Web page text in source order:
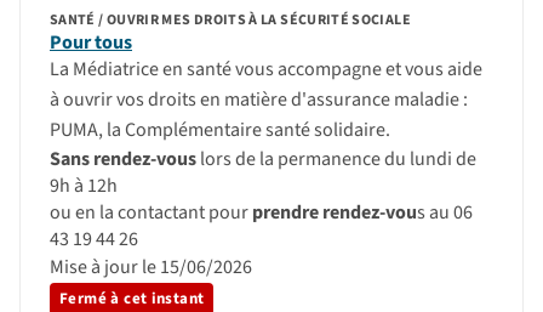
Pour tous
SANTÉ / OUVRIR MES DROITS À LA SÉCURITÉ SOCIALE
La Médiatrice en santé vous accompagne et vous aide
à ouvrir vos droits en matière d'assurance maladie :
PUMA, la Complémentaire santé solidaire.
Sans rendez-vouslors de la permanence du lundi de
9h à 12h
ou en la contactant pourprendre rendez-vous au 06
43 19 44 26
Mise à jour le 15/06/2026
Fermé à cet instant